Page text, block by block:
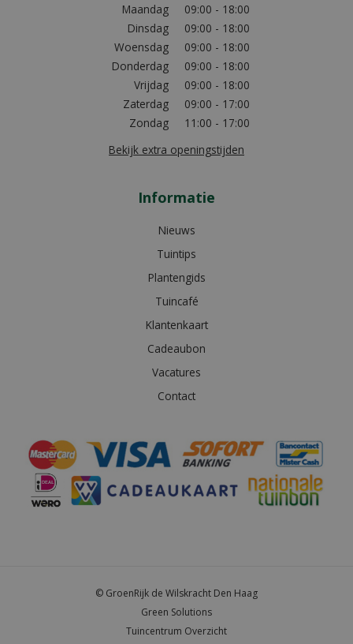
Maandag
09:00 - 18:00
Dinsdag
09:00 - 18:00
Woensdag
09:00 - 18:00
Donderdag
09:00 - 18:00
Vrijdag
09:00 - 18:00
Zaterdag
09:00 - 17:00
Zondag
11:00 - 17:00
Bekijk extra openingstijden
Informatie
Nieuws
Tuintips
Plantengids
Tuincafé
Klantenkaart
Cadeaubon
Vacatures
Contact
© GroenRijk de Wilskracht Den Haag
Green Solutions
Tuincentrum Overzicht